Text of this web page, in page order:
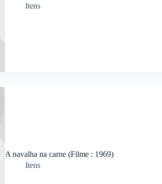
Itens
A navalha na carne (Filme : 1969)
Itens